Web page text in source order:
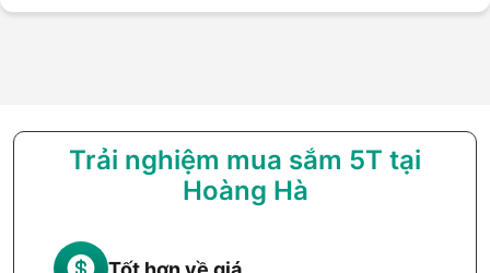
Trải nghiệm mua sắm 5T tại
Hoàng Hà